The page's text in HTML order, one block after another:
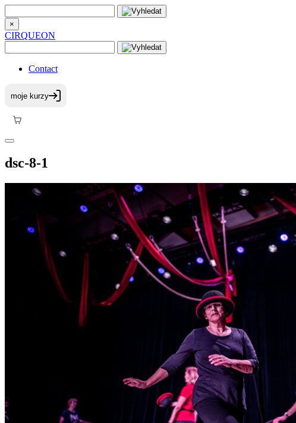
×
CIRQUEON
Contact
dsc-8-1